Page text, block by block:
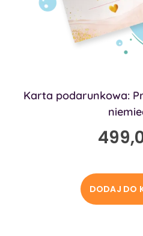
Karta podarunkowa:
DODAJ DO